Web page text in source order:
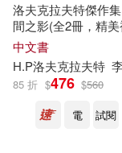
雅洛斯拉夫
雪麗．湯瑪
馬克．吐溫(5)
布克文化(17)
浙江人民出版
洛夫克拉夫特傑作
間之影(全2冊，精
+2張原畫精緻酷卡)
中文書
H.P洛夫克拉夫特
85 折 $476 $560
電
試閱